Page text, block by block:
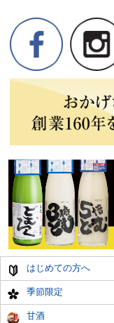
はじめての方へ
季節限定
甘酒